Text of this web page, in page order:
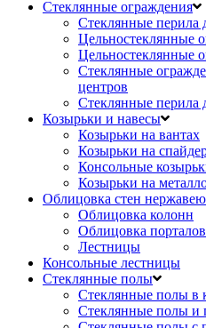
Стеклянные ограждения
Стеклянные перила
Цельностеклянные
Цельностеклянные
Стеклянные
центров
Стеклянные перила
Козырьки и навесы
Козырьки на вантах
Козырьки на
Консольные
Козырьки на
Облицовка стен
Облицовка колонн
Облицовка
Лестницы
Консольные лестницы
Стеклянные полы
Стеклянные полы в
Стеклянные полы и